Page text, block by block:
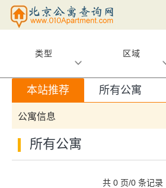
类型 区域
本站推荐 所有公寓
公寓信息
所有公寓
共 0 页/0 条记录